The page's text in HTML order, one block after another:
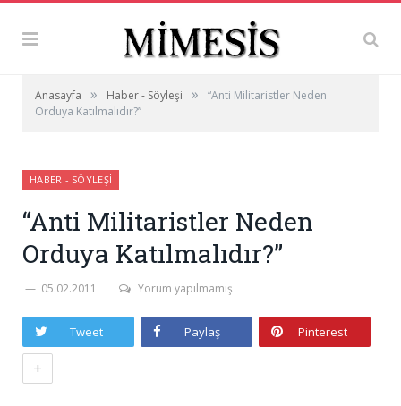
Anasayfa » Haber - Söyleşi »
“Anti Militaristler Neden
Orduya Katılmalıdır?”
HABER - SÖYLEŞI
“Anti Militaristler Neden
Orduya Katılmalıdır?”
05.02.2011 Yorum yapılmamış
Tweet Paylaş Pinterest
+